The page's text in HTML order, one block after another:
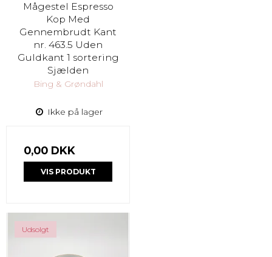
Mågestel Espresso
Kop Med
Gennembrudt Kant
nr. 463.5 Uden
Guldkant 1 sortering
Sjælden
Bing & Grøndahl
Ikke på lager
0,00 DKK
VIS PRODUKT
Udsolgt